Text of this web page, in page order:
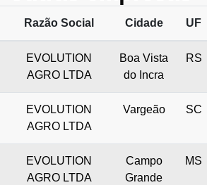
Razão Social Cidade UF
EVOLUTION
AGRO LTDA
Boa Vista
do Incra
RS
EVOLUTION
AGRO LTDA
Vargeão SC
EVOLUTION
AGRO LTDA
Campo
Grande
MS